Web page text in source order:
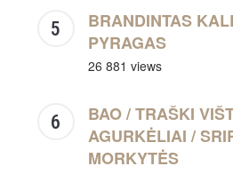
BRANDINTAS
PYRAGAS
26 881 views
BAO / TRAŠKI
AGURKĖLIAI /
MORKYTĖS